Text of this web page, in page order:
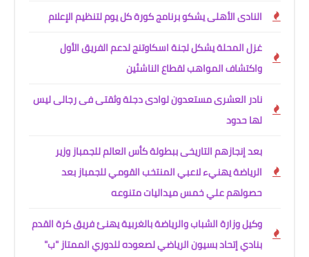
النادى الأهلى يشكو برنامج كورة كل يوم لتنظيم الإعلام
غزل المحلة يشكل لجنة اسكاوتنج لدعم الفريق الأول
واكتشاف المواهب لقطاع الناشئين
نادر العشرى مستعدون لوادى دجلة وثقتى فى رجالى ليس
لها حدود
بعد إنجازهم التاريخى ببطولة كأس العالم للجمباز وزير
الرياضة يهنيء لاعبي المنتخب القومي للجمباز بعد
حصولهم علي خمس ميداليات متنوعه
وكيل وزارة الشباب والرياضة بالغربية يهنئ فريق كرة القدم
بنادي إتحاد بسيون الرياضي لصعوده للدوري الممتاز "ب"